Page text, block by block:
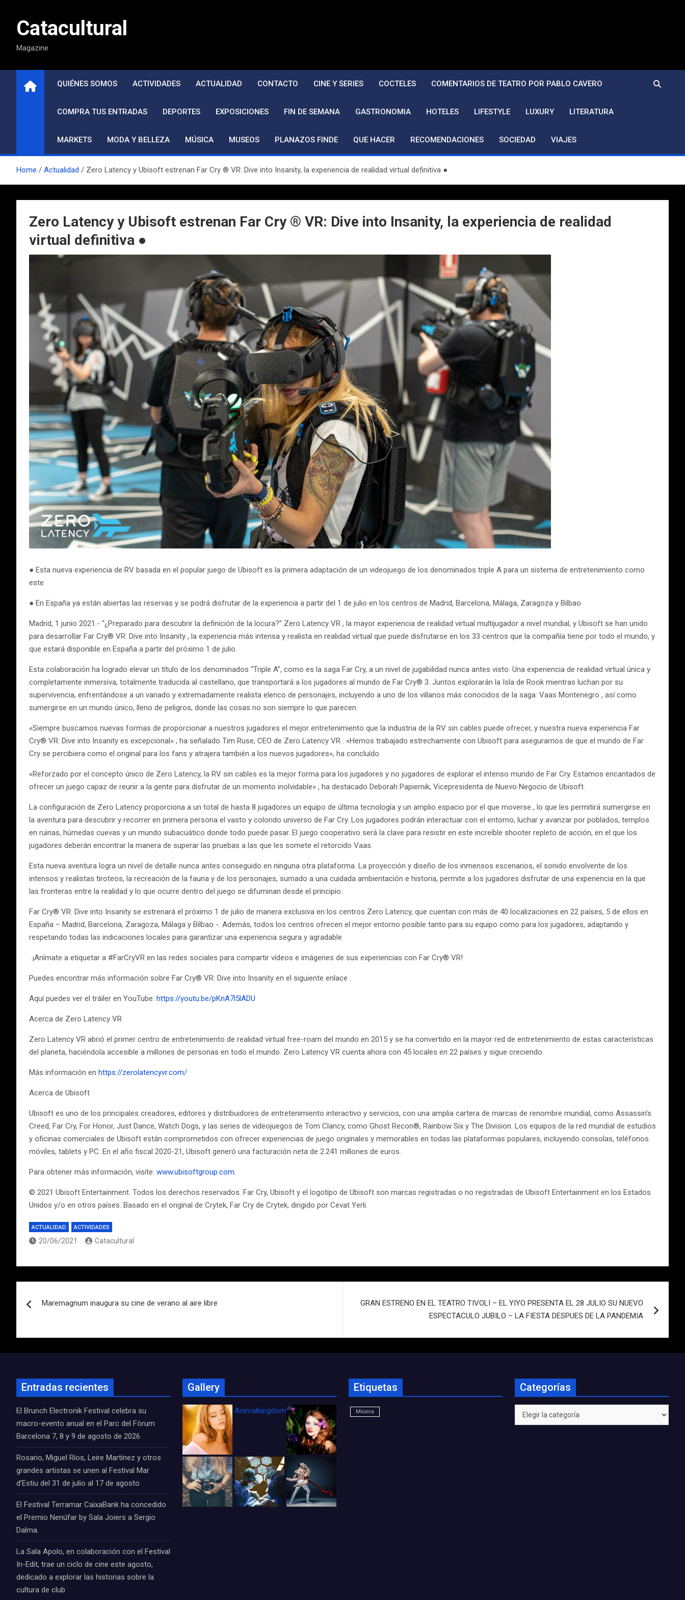
contenidoCatacultural
Magazine
QUIÉNES SOMOS ACTIVIDADES ACTUALIDAD CONTACTO CINE Y SERIES COCTELES COMENTARIOS DE TEATRO POR PABLO CAVERO
COMPRA TUS ENTRADAS DEPORTES EXPOSICIONES FIN DE SEMANA GASTRONOMIA HOTELES LIFESTYLE LUXURY LITERATURA
MARKETS MODA Y BELLEZA MÚSICA MUSEOS PLANAZOS FINDE QUE HACER RECOMENDACIONES SOCIEDAD VIAJES
Home Actualidad Zero Latency y Ubisoft estrenan Far Cry ® VR: Dive into Insanity, la experiencia de realidad virtual definitiva ●
Zero Latency y Ubisoft estrenan Far Cry ® VR: Dive into Insanity, la experiencia de realidad
virtual definitiva ●
● Esta nueva experiencia de RV basada en el popular juego de Ubisoft es la primera adaptación de un videojuego de los denominados triple A para un sistema de entretenimiento como
este
● En España ya están abiertas las reservas y se podrá disfrutar de la experiencia a partir del 1 de julio en los centros de Madrid, Barcelona, Málaga, Zaragoza y Bilbao
Madrid, 1 junio 2021.- “¿Preparado para descubrir la definición de la locura?” Zero Latency VR , la mayor experiencia de realidad virtual multijugador a nivel mundial, y Ubisoft se han unido
para desarrollar Far Cry® VR: Dive into Insanity , la experiencia más intensa y realista en realidad virtual que puede disfrutarse en los 33 centros que la compañía tiene por todo el mundo, y
que estará disponible en España a partir del próximo 1 de julio.
Esta colaboración ha logrado elevar un título de los denominados “Triple A”, como es la saga Far Cry, a un nivel de jugabilidad nunca antes visto. Una experiencia de realidad virtual única y
completamente inmersiva, totalmente traducida al castellano, que transportará a los jugadores al mundo de Far Cry® 3. Juntos explorarán la Isla de Rook mientras luchan por su
supervivencia, enfrentándose a un variado y extremadamente realista elenco de personajes, incluyendo a uno de los villanos más conocidos de la saga: Vaas Montenegro , así como
sumergirse en un mundo único, lleno de peligros, donde las cosas no son siempre lo que parecen.
«Siempre buscamos nuevas formas de proporcionar a nuestros jugadores el mejor entretenimiento que la industria de la RV sin cables puede ofrecer, y nuestra nueva experiencia Far
Cry® VR: Dive into Insanity es excepcional» , ha señalado Tim Ruse, CEO de Zero Latency VR . «Hemos trabajado estrechamente con Ubisoft para asegurarnos de que el mundo de Far
Cry se percibiera como el original para los fans y atrajera también a los nuevos jugadores», ha concluído.
«Reforzado por el concepto único de Zero Latency, la RV sin cables es la mejor forma para los jugadores y no jugadores de explorar el intenso mundo de Far Cry. Estamos encantados de
ofrecer un juego capaz de reunir a la gente para disfrutar de un momento inolvidable» , ha destacado Deborah Papiernik, Vicepresidenta de Nuevo Negocio de Ubisoft.
La configuración de Zero Latency proporciona a un total de hasta 8 jugadores un equipo de última tecnología y un amplio espacio por el que moverse , lo que les permitirá sumergirse en
la aventura para descubrir y recorrer en primera persona el vasto y colorido universo de Far Cry. Los jugadores podrán interactuar con el entorno, luchar y avanzar por poblados, templos
en ruinas, húmedas cuevas y un mundo subacuático donde todo puede pasar. El juego cooperativo será la clave para resistir en este increíble shooter repleto de acción, en el que los
jugadores deberán encontrar la manera de superar las pruebas a las que les somete el retorcido Vaas.
​Esta nueva aventura logra un nivel de detalle nunca antes conseguido en ninguna otra plataforma. La proyección y diseño de los inmensos escenarios, el sonido envolvente de los
intensos y realistas tiroteos, la recreación de la fauna y de los personajes, sumado a una cuidada ambientación e historia, permite a los jugadores disfrutar de una experiencia en la que
las fronteras entre la realidad y lo que ocurre dentro del juego se difuminan desde el principio.
Far Cry® VR: Dive into Insanity se estrenará el próximo 1 de julio de manera exclusiva en los centros Zero Latency, que cuentan con más de 40 localizaciones en 22 países, 5 de ellos en
España – Madrid, Barcelona, Zaragoza, Málaga y Bilbao -. Además, todos los centros ofrecen el mejor entorno posible tanto para su equipo como para los jugadores, adaptando y
respetando todas las indicaciones locales para garantizar una experiencia segura y agradable
. ¡Anímate a etiquetar a #FarCryVR en las redes sociales para compartir vídeos e imágenes de sus experiencias con Far Cry® VR!
Puedes encontrar más información sobre Far Cry® VR: Dive into Insanity en el siguiente enlace .
Aquí puedes ver el tráiler en YouTube: https://youtu.be/pKnA7l5lADU
Acerca de Zero Latency VR
Zero Latency VR abrió el primer centro de entretenimiento de realidad virtual free-roam del mundo en 2015 y se ha convertido en la mayor red de entretenimiento de estas características
del planeta, haciéndola accesible a millones de personas en todo el mundo. Zero Latency VR cuenta ahora con 45 locales en 22 países y sigue creciendo.
Más información en https://zerolatencyvr.com/
Acerca de Ubisoft
Ubisoft es uno de los principales creadores, editores y distribuidores de entretenimiento interactivo y servicios, con una amplia cartera de marcas de renombre mundial, como Assassin’s
Creed, Far Cry, For Honor, Just Dance, Watch Dogs, y las series de videojuegos de Tom Clancy, como Ghost Recon®, Rainbow Six y The Division. Los equipos de la red mundial de estudios
y oficinas comerciales de Ubisoft están comprometidos con ofrecer experiencias de juego originales y memorables en todas las plataformas populares, incluyendo consolas, teléfonos
móviles, tablets y PC. En el año fiscal 2020-21, Ubisoft generó una facturación neta de 2.241 millones de euros.
Para obtener más información, visite: www.ubisoftgroup.com.
© 2021 Ubisoft Entertainment. Todos los derechos reservados. Far Cry, Ubisoft y el logotipo de Ubisoft son marcas registradas o no registradas de Ubisoft Entertainment en los Estados
Unidos y/o en otros países. Basado en el original de Crytek, Far Cry de Crytek, dirigido por Cevat Yerli.
ACTUALIDAD ACTIVIDADES
20/06/2021 Catacultural
de
entradas
Maremagnum inaugura su cine de verano al aire libre
GRAN ESTRENO EN EL TEATRO TIVOLI – EL YIYO PRESENTA EL 28 JULIO SU NUEVO
ESPECTACULO JUBILO – LA FIESTA DESPUES DE LA PANDEMIA
Entradas recientes
El Brunch Electronik Festival celebra su
macro-evento anual en el Parc del Fòrum
Barcelona 7, 8 y 9 de agosto de 2026
Rosario, Miguel Ríos, Leire Martínez y otros
grandes artistas se unen al Festival Mar
d’Estiu del 31 de julio al 17 de agosto
El Festival Terramar CaixaBank ha concedido
el Premio Nenúfar by Sala Joiers a Sergio
Dalma.
La Sala Apolo, en colaboración con el Festival
In-Edit, trae un ciclo de cine este agosto,
dedicado a explorar las historias sobre la
cultura de club
Gallery
Animalkingdom_FichaCine
Etiquetas
Música
Categorías
Categorías